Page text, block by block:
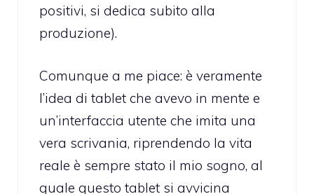
positivi, si dedica subito alla
produzione).
Comunque a me piace: è veramente
l’idea di tablet che avevo in mente e
un’interfaccia utente che imita una
vera scrivania, riprendendo la vita
reale è sempre stato il mio sogno, al
quale questo tablet si avvicina